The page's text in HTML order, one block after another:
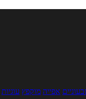
אפייה מוקפץ עוגיות